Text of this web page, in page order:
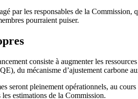
par les responsables de la
pourraient puiser.
consiste à augmenter les
du mécanisme d’ajustement carbone
seront pleinement opérationnels, au
les estimations de la Commission.